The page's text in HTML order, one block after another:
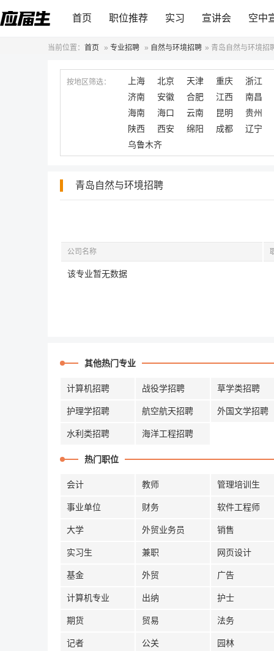
首页 职位推荐 实习 宣讲会 空中
当前位置： 首页 » 专业招聘 » 自然与环境招聘 » 青岛自然与环境招
按地区筛选： 上海 北京 天津 重庆
浙江
济南
安徽 合肥 江西
南昌
海南
海口 云南 昆明
贵州
陕西
西安 绵阳 成都
辽宁
乌鲁木齐
青岛自然与环境招聘
公司名称
该专业暂无数据
其他热门专业
计算机招聘 战役学招聘 草学类招聘
护理学招聘 航空航天招聘 外国文学招聘
水利类招聘 海洋工程招聘
热门职位
会计 教师 管理培训生
事业单位 财务 软件工程师
大学 外贸业务员 销售
实习生 兼职 网页设计
基金 外贸 广告
计算机专业 出纳 护士
期货 贸易 法务
记者 公关 园林